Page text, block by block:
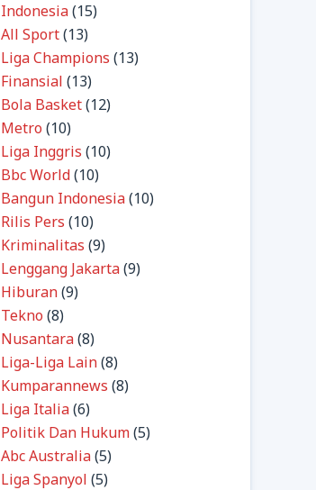
Indonesia(15)
All Sport(13)
Liga Champions (13)
Finansial (13)
Bola Basket(12)
Metro (10)
Liga Inggris (10)
Bbc World(10)
Bangun Indonesia(10)
Rilis Pers (10)
Kriminalitas (9)
Lenggang Jakarta(9)
Hiburan(9)
Tekno (8)
Nusantara(8)
Liga-Liga Lain(8)
Kumparannews (8)
Liga Italia(6)
Politik Dan Hukum(5)
Abc Australia(5)
Liga Spanyol (5)